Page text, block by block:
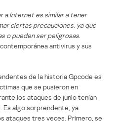
a Internet es similar a tener
ciertas precauciones, ya que
o pueden ser peligrosas.
antivirus y sus
de la historia Gpcode es
que se pusieron en
los ataques de junio tenían
Es algo sorprendente, ya
ataques tres veces. Primero, se